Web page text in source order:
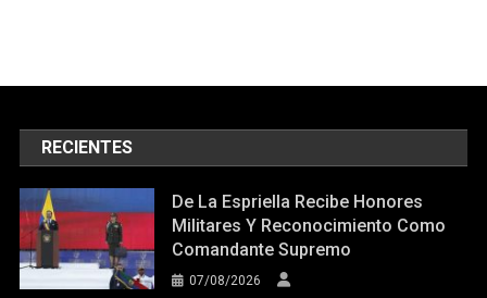
RECIENTES
De La Espriella Recibe Honores
Militares Y Reconocimiento Como
Comandante Supremo
07/08/2026